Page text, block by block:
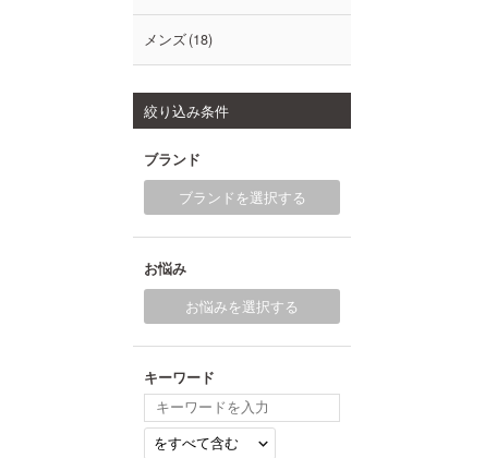
メンズ 18
絞り込み条件
ブランド
ブランドを選択する
お悩み
お悩みを選択する
キーワード